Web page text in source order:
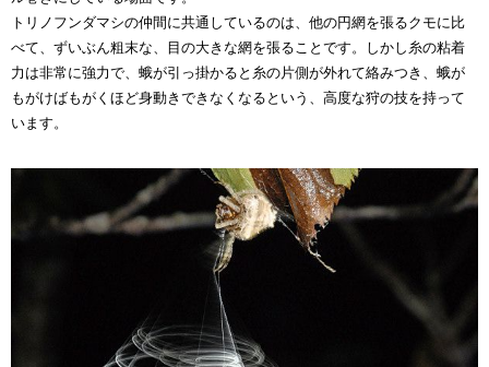
トリノフンダマシの仲間に共通しているのは、他の円網を張るクモに比
べて、ずいぶん粗末な、目の大きな網を張ることです。しかし糸の粘着
力は非常に強力で、蛾が引っ掛かると糸の片側が外れて絡みつき、蛾が
もがけばもがくほど身動きできなくなるという、高度な狩の技を持って
います。